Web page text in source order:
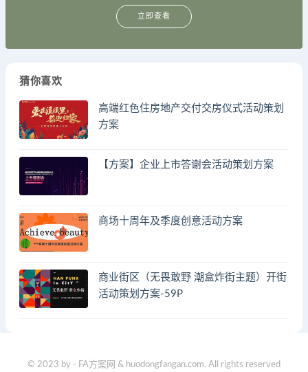
立即查看
猜你喜欢
高端红色住房地产交付交房仪式活动策划
方案
【方案】企业上市答谢会活动策划方案
商场十周年及季度创意活动方案
商业街区（无畏敢野 潮盒炸街主题）开街
活动策划方案-59P
© 2023 by - FA方案网 & huodongfangan.com. All rights reserved